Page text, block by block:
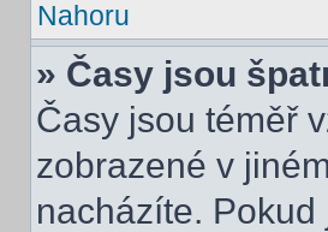
Nahoru
» Časy jsou
Časy jsou téměř
zobrazené v
nacházíte.